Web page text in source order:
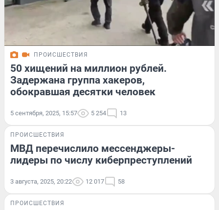
ПРОИСШЕСТВИЯ
50 хищений на миллион рублей.
Задержана группа хакеров,
обокравшая десятки человек
5 сентября, 2025, 15:57 5 254 13
ПРОИСШЕСТВИЯ
МВД перечислило мессенджеры-
лидеры по числу киберпреступлений
3 августа, 2025, 20:22 12 017 58
ПРОИСШЕСТВИЯ